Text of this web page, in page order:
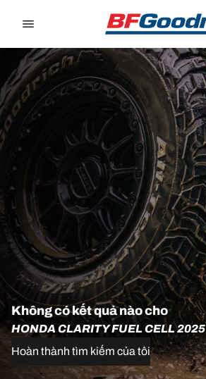
Không có kết quả nào cho
HONDA CLARITY FUEL CELL 2025
Hoàn thành tìm kiếm của tôi